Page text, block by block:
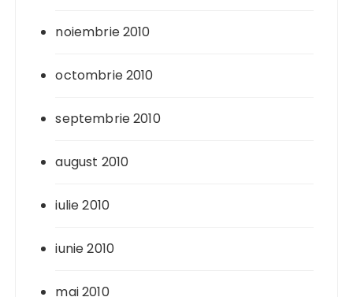
noiembrie 2010
octombrie 2010
septembrie 2010
august 2010
iulie 2010
iunie 2010
mai 2010